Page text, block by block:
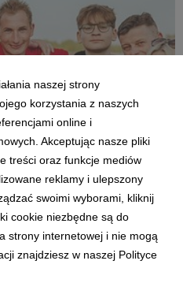
jagodowe komunikujemy
To przynosi efekty. Coraz
się w promocję. Coraz
naszej strony
korzystania z naszych
online i
Akceptując nasze pliki
treści oraz funkcje mediów
reklamy i ulepszony
swoimi wyborami, kliknij
cookie niezbędne są do
strony internetowej i nie mogą
znajdziesz w naszej Polityce